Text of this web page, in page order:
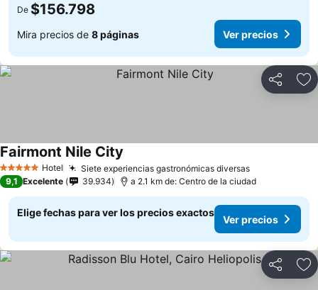
De $156.798
Mira precios de 8 páginas Ver precios
Compartir
5 Estrellas Hotel Siete experiencias gastronómicas diversas
Fairmont Nile City
9,1 Excelente 39.934 a 2.1 km de: Centro de la ciudad
Elige fechas para ver los precios exactos
Ver precios
Compartir